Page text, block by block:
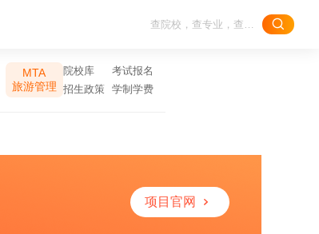
MTA
旅游管理
院校库
考试报名
招生政策
学制学费
项目官网